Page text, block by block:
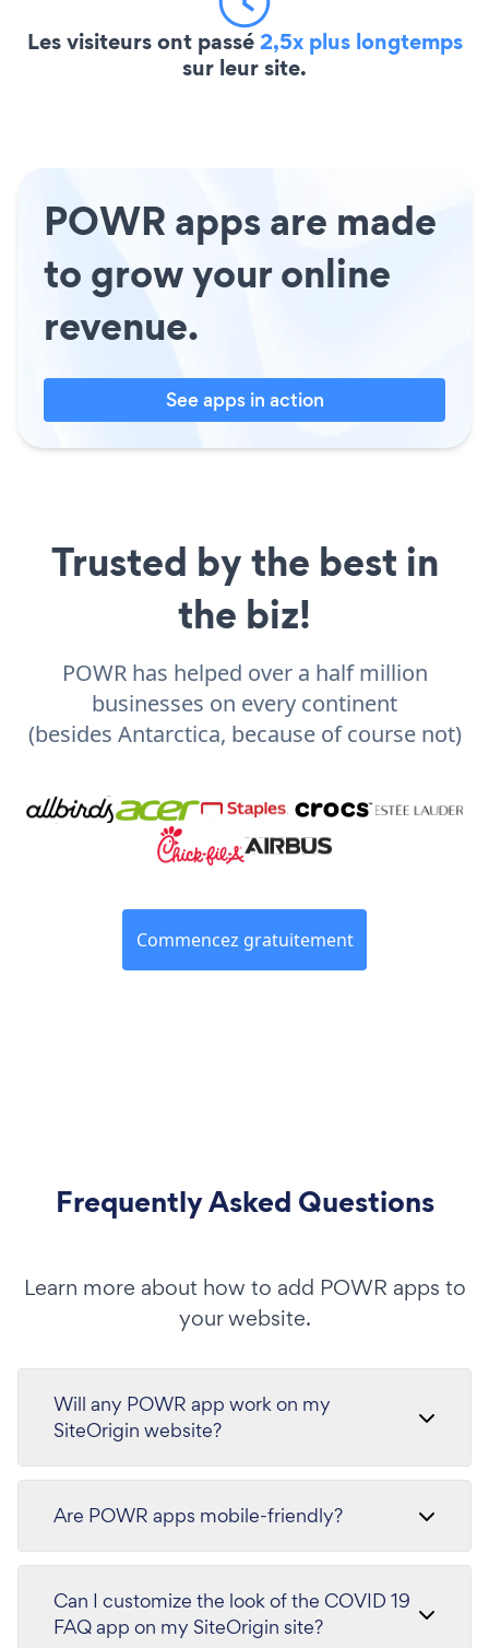
Les visiteurs ont passé2,5x plus longtemps
sur leur site.
POWR apps are made
to grow your online
revenue.
See apps in action
Trusted by the best in
the biz!
POWR has helped over a half million
businesses on every continent
(besides Antarctica, because of course not)
Commencez gratuitement
Frequently Asked Questions
Learn more about how to add POWR apps to
your website.
Will any POWR app work on my
SiteOrigin website?
Are POWR apps mobile-friendly?
Can I customize the look of the COVID 19
FAQ app on my SiteOrigin site?